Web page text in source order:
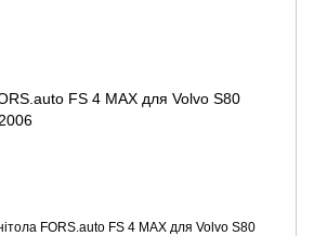
FS 4 MAX для Volvo S80
FORS.auto FS 4 MAX для Volvo S80